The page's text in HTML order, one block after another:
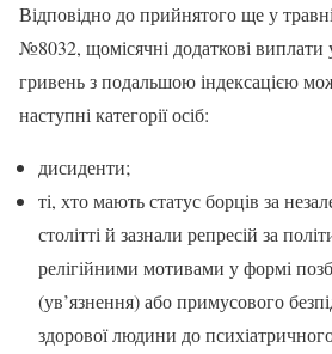
Відповідно до прийнятого ще у
№8032, щомісячні додаткові виплати
гривень з подальшою індексацією
наступні категорії осіб:
дисиденти;
ті, хто мають статус борців за
столітті й зазнали репресій за
релігійними мотивами у формі
(ув’язнення) або примусового
здорової людини до